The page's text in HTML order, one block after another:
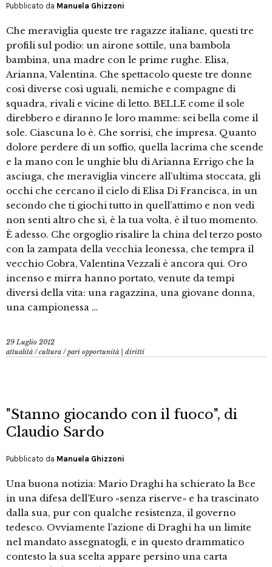
Pubblicato da Manuela Ghizzoni
Che meraviglia queste tre ragazze italiane, questi tre
profili sul podio: un airone sottile, una bambola
bambina, una madre con le prime rughe. Elisa,
Arianna, Valentina. Che spettacolo queste tre donne
così diverse così uguali, nemiche e compagne di
squadra, rivali e vicine di letto. BELLE come il sole
direbbero e diranno le loro mamme: sei bella come il
sole. Ciascuna lo è. Che sorrisi, che impresa. Quanto
dolore perdere di un soffio, quella lacrima che scende
e la mano con le unghie blu di Arianna Errigo che la
asciuga, che meraviglia vincere all’ultima stoccata, gli
occhi che cercano il cielo di Elisa Di Francisca, in un
secondo che ti giochi tutto in quell’attimo e non vedi
non senti altro che sì, è la tua volta, è il tuo momento.
È adesso. Che orgoglio risalire la china del terzo posto
con la zampata della vecchia leonessa, che tempra il
vecchio Cobra, Valentina Vezzali è ancora qui. Oro
incenso e mirra hanno portato, venute da tempi
diversi della vita: una ragazzina, una giovane donna,
una campionessa …
29 Luglio 2012
attualità /cultura /pari opportunità | diritti
"Stanno giocando con il fuoco", di
Claudio Sardo
Pubblicato da Manuela Ghizzoni
Una buona notizia: Mario Draghi ha schierato la Bce
in una difesa dell’Euro «senza riserve» e ha trascinato
dalla sua, pur con qualche resistenza, il governo
tedesco. Ovviamente l’azione di Draghi ha un limite
nel mandato assegnatogli, e in questo drammatico
contesto la sua scelta appare persino una carta